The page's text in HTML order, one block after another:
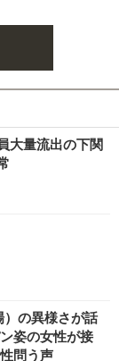
大量流出の下関
）の異様さが話
姿の女性が接
問う声